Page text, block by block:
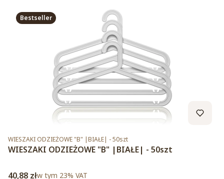
Bestseller
Kod produktu
WIESZAKI ODZIEŻOWE "B" |BIAŁE| - 50szt
WIESZAKI ODZIEŻOWE "B" |BIAŁE| - 50szt
Cena brutto
40,88 złw tym %s VAT
w tym 23% VAT